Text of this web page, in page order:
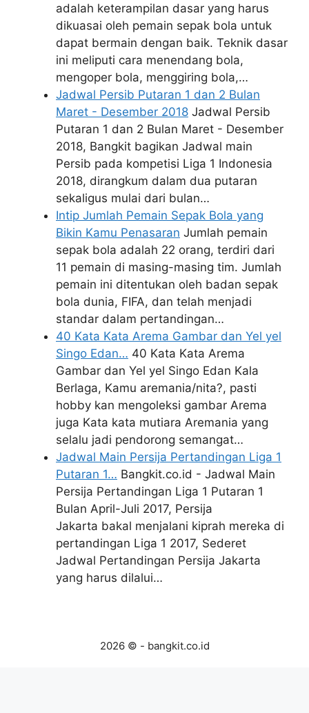
adalah keterampilan dasar yang harus
dikuasai oleh pemain sepak bola untuk
dapat bermain dengan baik. Teknik dasar
ini meliputi cara menendang bola,
mengoper bola, menggiring bola,…
Jadwal Persib Putaran 1 dan 2 Bulan
Maret - Desember 2018 Jadwal Persib
Putaran 1 dan 2 Bulan Maret - Desember
2018, Bangkit bagikan Jadwal main
Persib pada kompetisi Liga 1 Indonesia
2018, dirangkum dalam dua putaran
sekaligus mulai dari bulan…
Intip Jumlah Pemain Sepak Bola yang
Bikin Kamu Penasaran Jumlah pemain
sepak bola adalah 22 orang, terdiri dari
11 pemain di masing-masing tim. Jumlah
pemain ini ditentukan oleh badan sepak
bola dunia, FIFA, dan telah menjadi
standar dalam pertandingan…
40 Kata Kata Arema Gambar dan Yel yel
Singo Edan… 40 Kata Kata Arema
Gambar dan Yel yel Singo Edan Kala
Berlaga, Kamu aremania/nita?, pasti
hobby kan mengoleksi gambar Arema
juga Kata kata mutiara Aremania yang
selalu jadi pendorong semangat…
Jadwal Main Persija Pertandingan Liga 1
Putaran 1… Bangkit.co.id - Jadwal Main
Persija Pertandingan Liga 1 Putaran 1
Bulan April-Juli 2017, Persija
Jakarta bakal menjalani kiprah mereka di
pertandingan Liga 1 2017, Sederet
Jadwal Pertandingan Persija Jakarta
yang harus dilalui…
2026 © - bangkit.co.id